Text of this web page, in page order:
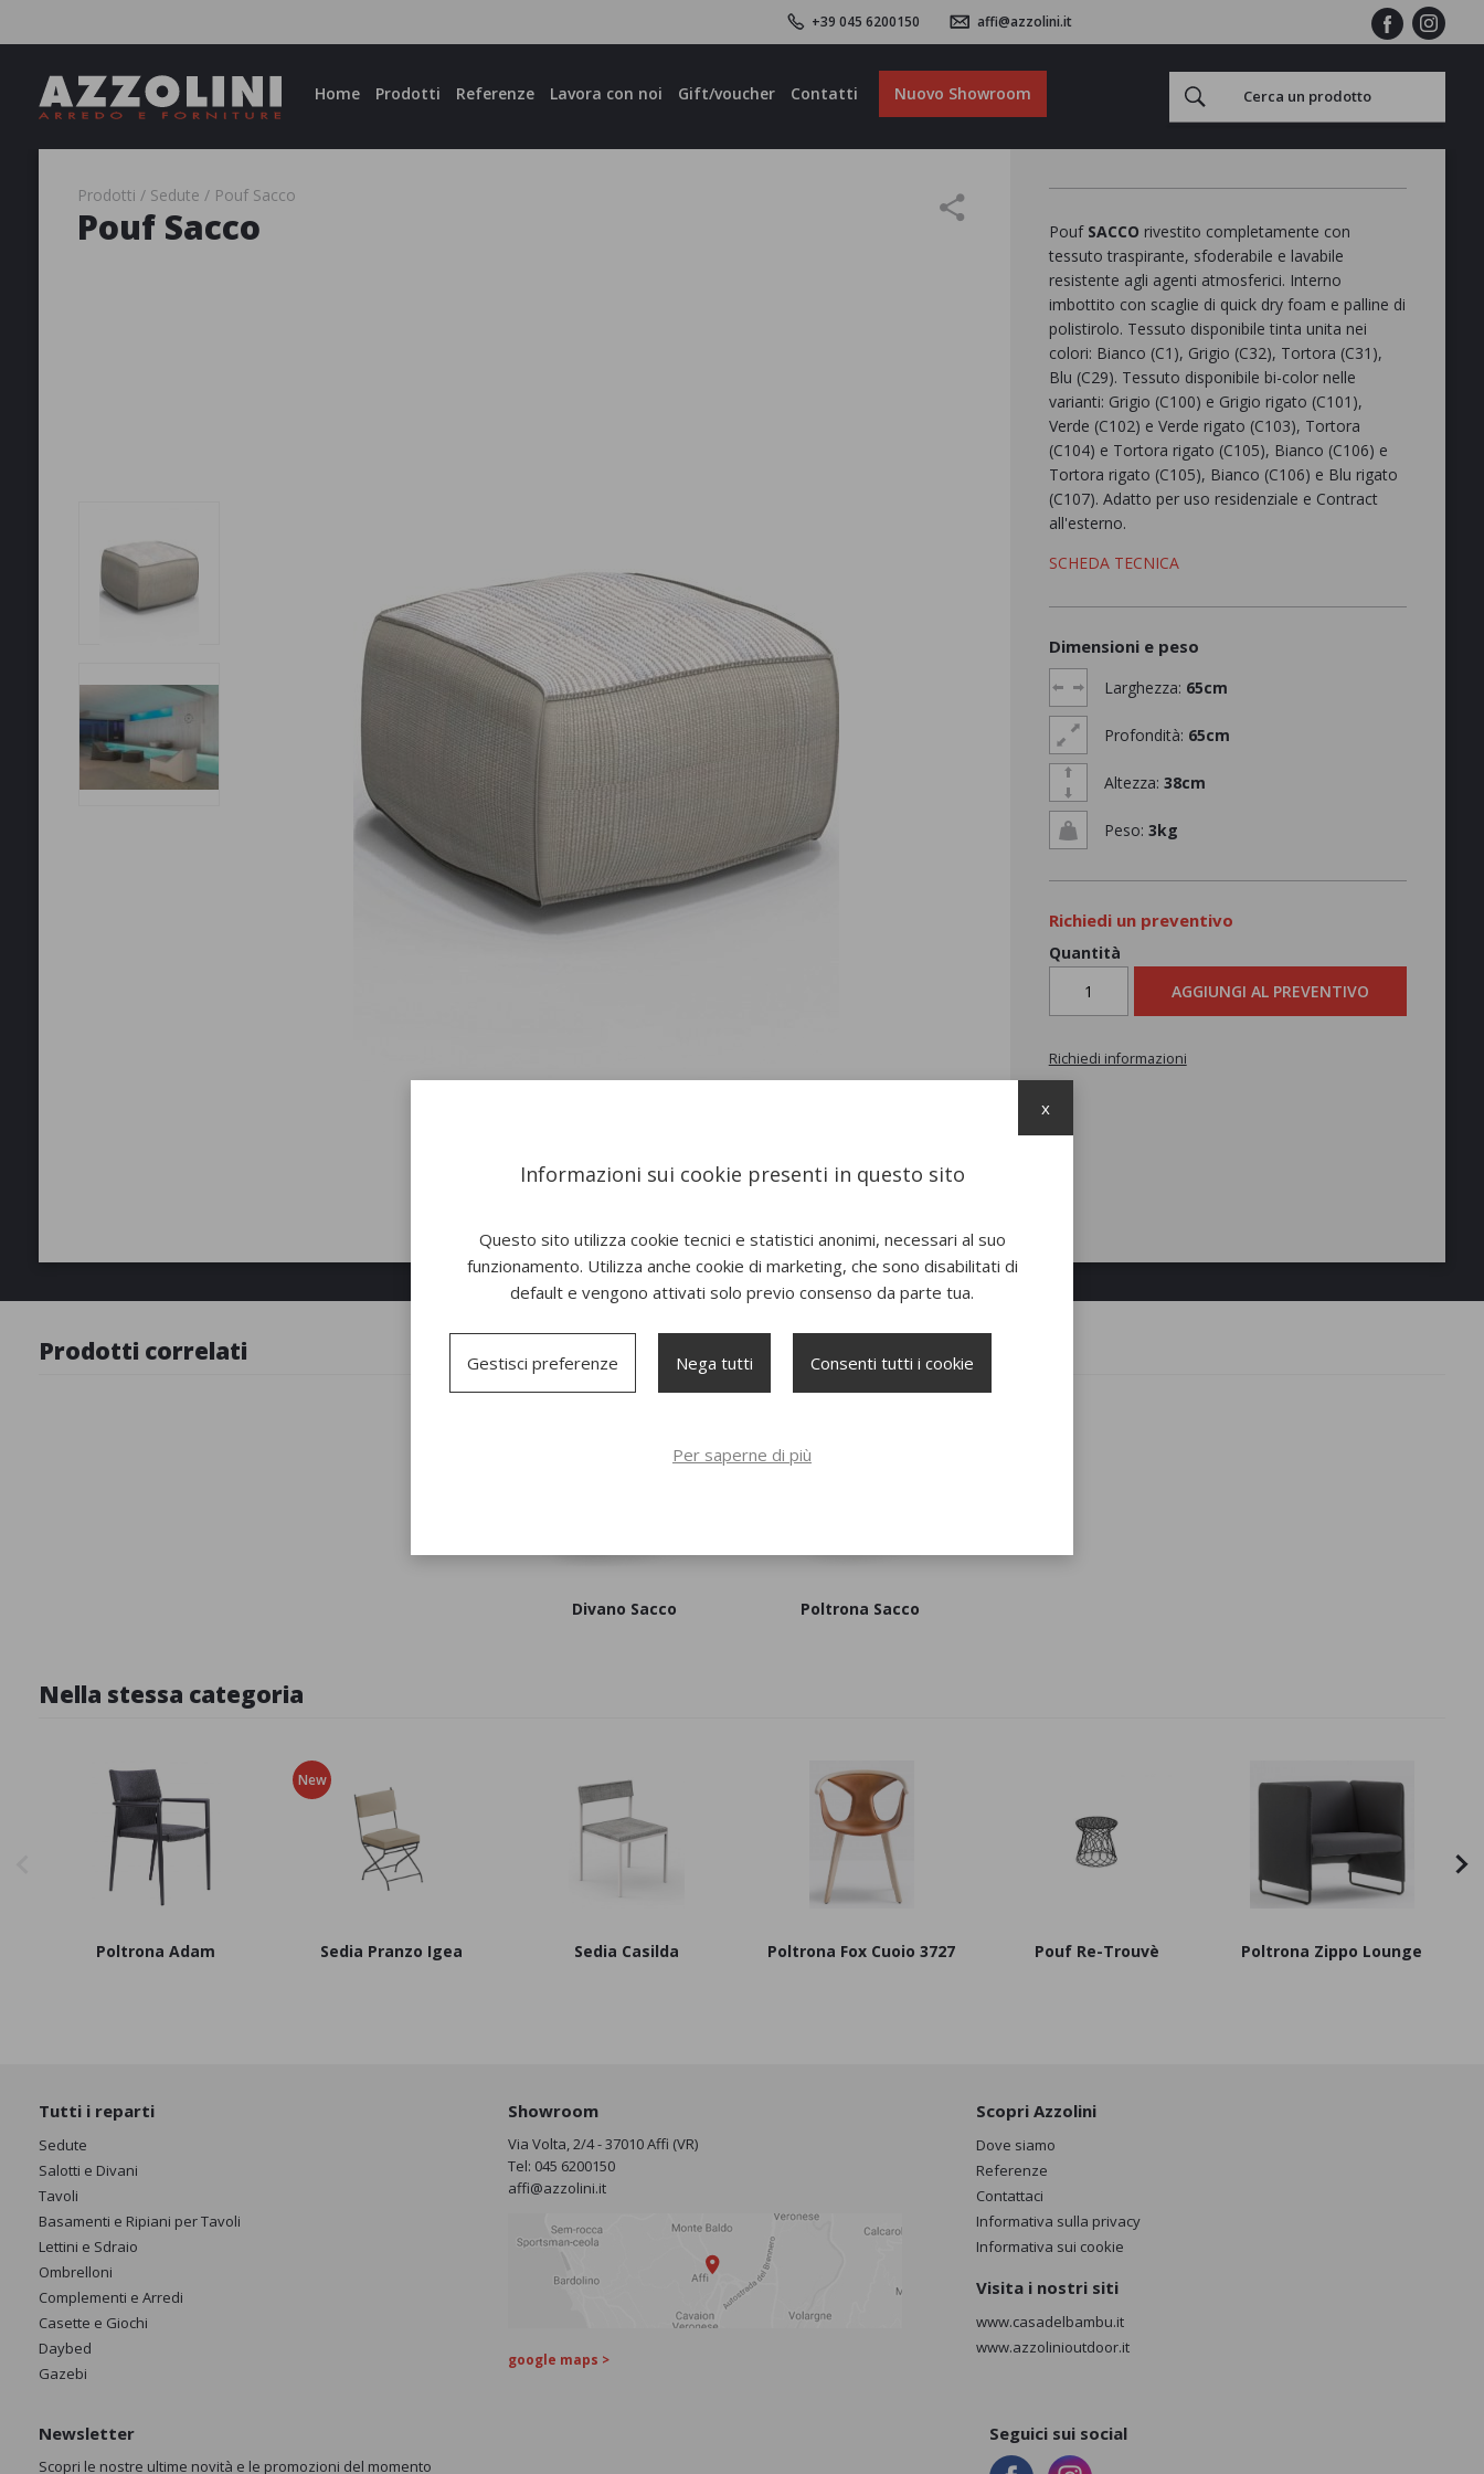
+39 045 6200150 affi@azzolini.it
Home Prodotti Referenze Lavora con noi Gift/voucher Contatti Nuovo Showroom
Prodotti Sedute Pouf Sacco
Pouf Sacco Pouf SACCO rivestito completamente con
tessuto traspirante, sfoderabile e lavabile
resistente agli agenti atmosferici. Interno
imbottito con scaglie di quick dry foam e palline di
polistirolo. Tessuto disponibile tinta unita nei
colori: Bianco (C1), Grigio (C32), Tortora (C31),
Blu (C29). Tessuto disponibile bi-color nelle
varianti: Grigio (C100) e Grigio rigato (C101),
Verde (C102) e Verde rigato (C103), Tortora
(C104) e Tortora rigato (C105), Bianco (C106) e
Tortora rigato (C105), Bianco (C106) e Blu rigato
(C107). Adatto per uso residenziale e Contract
all'esterno.
SCHEDA TECNICA
Dimensioni e peso
Larghezza: 65cm
Profondità: 65cm
Altezza: 38cm
Peso: 3kg
Richiedi un preventivo
Quantità
AGGIUNGI AL PREVENTIVO
Richiedi informazioni
Prodotti correlati
Divano Sacco Poltrona Sacco
Nella stessa categoria
Poltrona Adam
New
Sedia Pranzo Igea Sedia Casilda Poltrona Fox Cuoio 3727 Pouf Re-Trouvè Poltrona Zippo Lounge
Tutti i reparti
Sedute
Salotti e Divani
Tavoli
Basamenti e Ripiani per Tavoli
Lettini e Sdraio
Ombrelloni
Complementi e Arredi
Casette e Giochi
Daybed
Gazebi
Showroom
Via Volta, 2/4 - 37010 Affi (VR)
Tel: 045 6200150
affi@azzolini.it
google maps >
Scopri Azzolini
Dove siamo
Referenze
Contattaci
Informativa sulla privacy
Informativa sui cookie
Visita i nostri siti
www.casadelbambu.it
www.azzolinioutdoor.it
Newsletter
Scopri le nostre ultime novità e le promozioni del momento
Seguici sui social
Informazioni sui cookie presenti in questo sito
Questo sito utilizza cookie tecnici e statistici anonimi, necessari al suo
funzionamento. Utilizza anche cookie di marketing, che sono disabilitati di
default e vengono attivati solo previo consenso da parte tua.
Gestisci preferenze Nega tutti Consenti tutti i cookie
Per saperne di più
x